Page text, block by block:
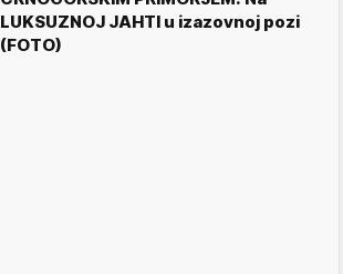
LUKSUZNOJ JAHTI u izazovnoj pozi
(FOTO)